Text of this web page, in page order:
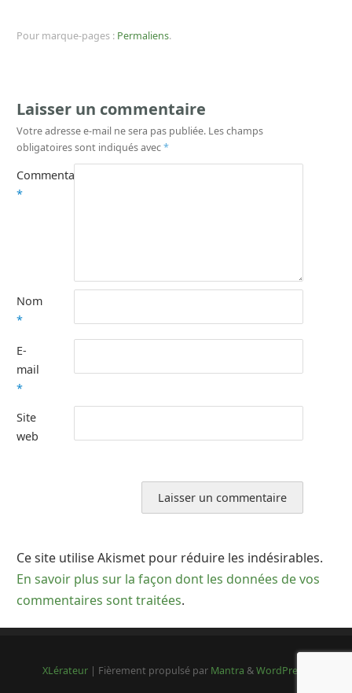
Pour marque-pages : Permaliens.
Laisser un commentaire
Votre adresse e-mail ne sera pas publiée. Les champs
obligatoires sont indiqués avec*
Commentaire
*
Nom
*
E-
mail
*
Site
web
Ce site utilise Akismet pour réduire les indésirables.
En savoir plus sur la façon dont les données de vos
commentaires sont traitées.
XLérateur | Fièrement propulsé par Mantra &WordPress.